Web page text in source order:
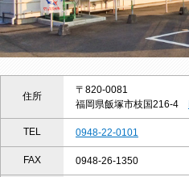
住所
〒820-0081
福岡県飯塚市枝国216-4
TEL 0948-22-0101
FAX 0948-26-1350